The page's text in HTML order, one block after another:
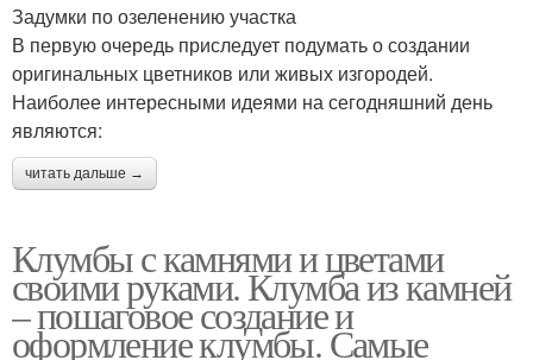
Задумки по озеленению участка
В первую очередь приследует подумать о создании
оригинальных цветников или живых изгородей.
Наиболее интересными идеями на сегодняшний день
являются:
читать дальше →
Клумбы с камнями и цветами
своими руками. Клумба из камней
– пошаговое создание и
оформление клумбы. Самые